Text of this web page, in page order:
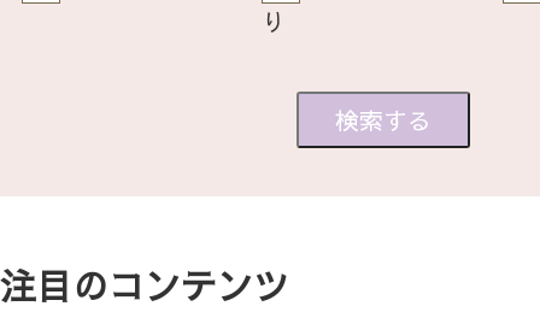
り
注目のコンテンツ